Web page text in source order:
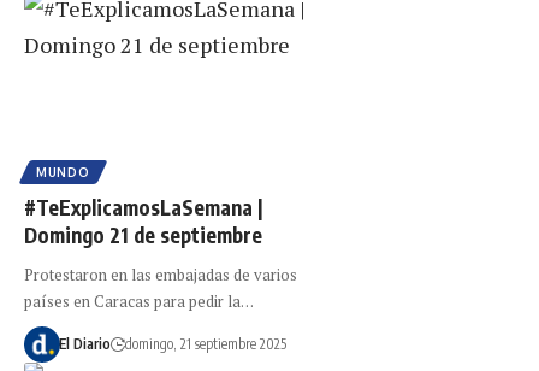
MUNDO
#TeExplicamosLaSemana |
Domingo 21 de septiembre
Protestaron en las embajadas de varios
países en Caracas para pedir la…
El Diario domingo, 21 septiembre 2025